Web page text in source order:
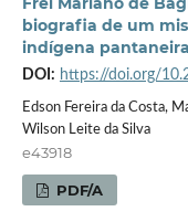
biografia de um
indígena pantaneira
DOI: https://doi.org/
Edson Fereira da Costa,
Wilson Leite da Silva
e43918
PDF/A